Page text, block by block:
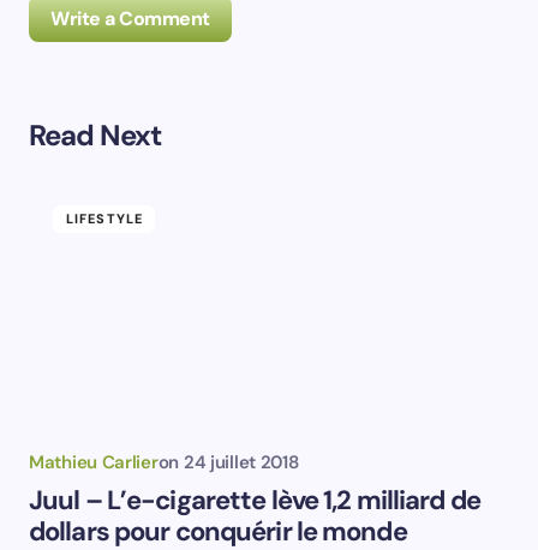
Write a Comment
Email *
Read Next
LIFESTYLE
Mathieu Carlieron 24 juillet 2018
Juul – L’e-cigarette lève 1,2 milliard de
dollars pour conquérir le monde